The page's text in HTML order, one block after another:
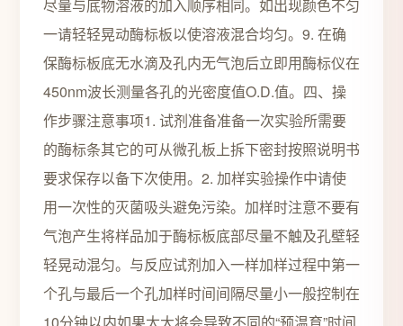
尽量与底物溶液的加入顺序相同。如出现颜色不匀
一请轻轻晃动酶标板以使溶液混合均匀。9. 在确
保酶标板底无水滴及孔内无气泡后立即用酶标仪在
450nm波长测量各孔的光密度值O.D.值。四、操
作步骤注意事项1. 试剂准备准备一次实验所需要
的酶标条其它的可从微孔板上拆下密封按照说明书
要求保存以备下次使用。2. 加样实验操作中请使
用一次性的灭菌吸头避免污染。加样时注意不要有
气泡产生将样品加于酶标板底部尽量不触及孔壁轻
轻晃动混匀。与反应试剂加入一样加样过程中第一
个孔与最后一个孔加样时间间隔尽量小一般控制在